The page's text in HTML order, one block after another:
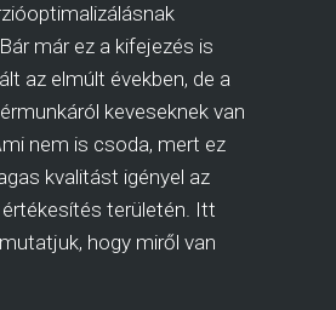
már ez a kifejezés is
az elmúlt években, de a
keveseknek van
nem is csoda, mert ez
kvalitást igényel az
területén. Itt
hogy miről van